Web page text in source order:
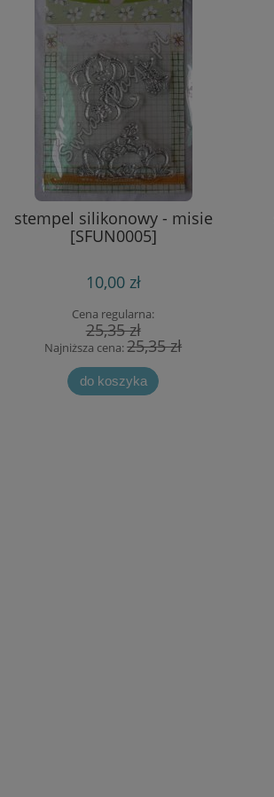
stempel silikonowy - misie
[SFUN0005]
10,00 zł
Cena regularna:
25,35 zł
Najniższa cena:25,35 zł
do koszyka